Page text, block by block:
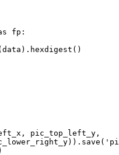
fp:
pic_top_left_y,